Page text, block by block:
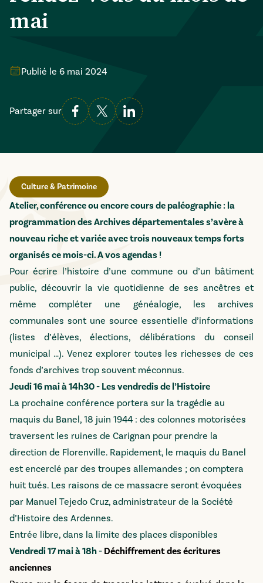
mai
Publié le 6 mai 2024
Partager sur
Culture & Patrimoine
Atelier, conférence ou encore cours de paléographie : la
programmation des Archives départementales s’avère à
nouveau riche et variée avec trois nouveaux temps forts
organisés ce mois-ci. A vos agendas !
Pour écrire l’histoire d’une commune ou d’un bâtiment
public, découvrir la vie quotidienne de ses ancêtres et
même compléter une généalogie, les archives
communales sont une source essentielle d’informations
(listes d’élèves, élections, délibérations du conseil
municipal …). Venez explorer toutes les richesses de ces
fonds d’archives trop souvent méconnus.
Jeudi 16 mai à 14h30 - Les vendredis de l’Histoire
La prochaine conférence portera sur la tragédie au
maquis du Banel, 18 juin 1944 : des colonnes motorisées
traversent les ruines de Carignan pour prendre la
direction de Florenville. Rapidement, le maquis du Banel
est encerclé par des troupes allemandes ; on comptera
huit tués. Les raisons de ce massacre seront évoquées
par Manuel Tejedo Cruz, administrateur de la Société
d’Histoire des Ardennes.
Entrée libre, dans la limite des places disponibles
Vendredi 17 mai à 18h - Déchiffrement des écritures
anciennes